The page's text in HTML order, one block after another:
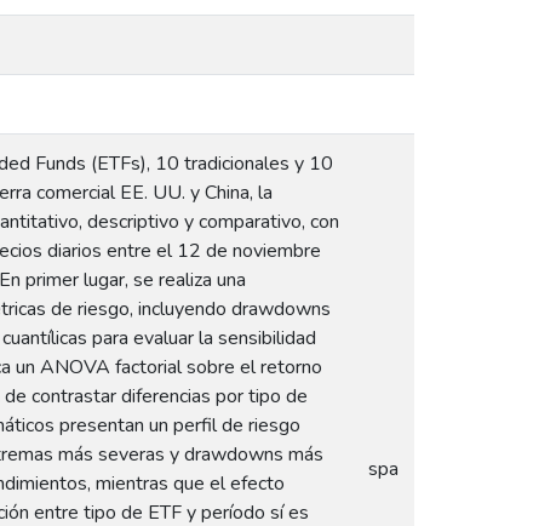
Funds (ETFs), 10 tradicionales y 10
comercial EE. UU. y China, la
descriptivo y comparativo, con
diarios entre el 12 de noviembre
primer lugar, se realiza una
de riesgo, incluyendo drawdowns
para evaluar la sensibilidad
un ANOVA factorial sobre el retorno
contrastar diferencias por tipo de
presentan un perfil de riesgo
más severas y drawdowns más
mientras que el efecto
entre tipo de ETF y período sí es
spa